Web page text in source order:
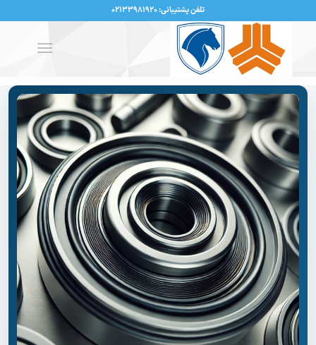
تلفن پشتیبانی: ۰۲۱۳۳۹۸۱۹۲۰